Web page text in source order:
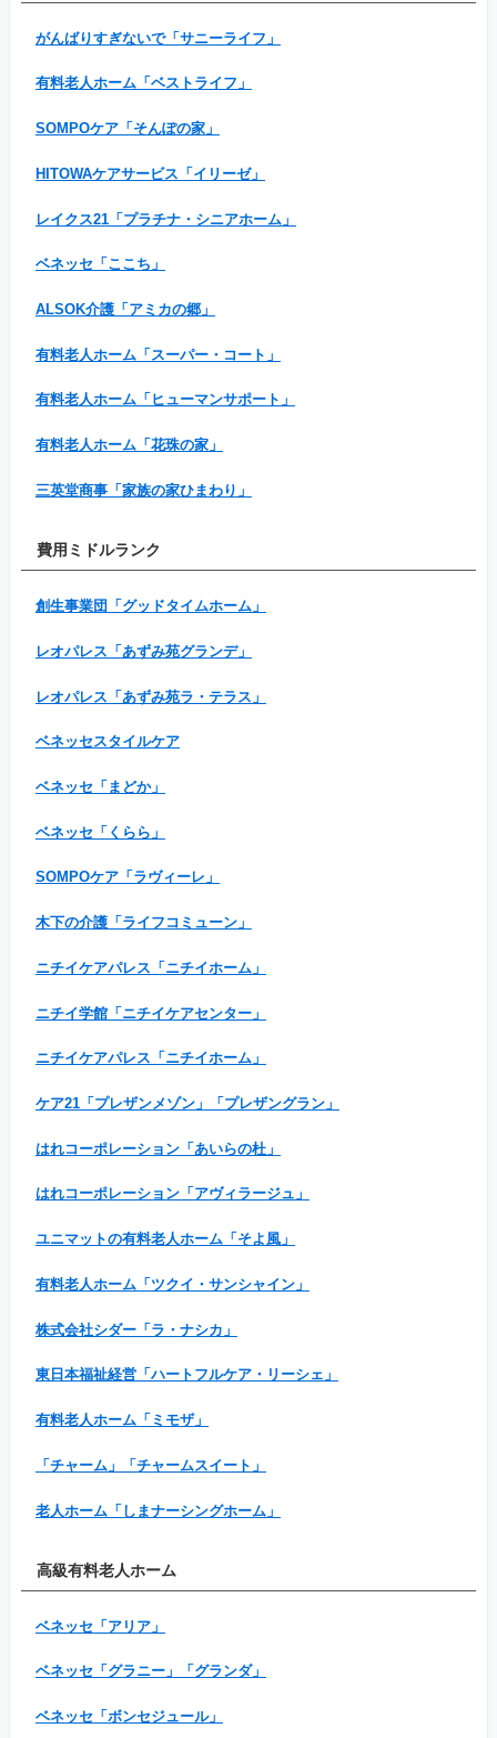
がんばりすぎないで「サニーライフ」
有料老人ホーム「ベストライフ」
SOMPOケア「そんぽの家」
HITOWAケアサービス「イリーゼ」
レイクス21「プラチナ・シニアホーム」
ベネッセ「ここち」
ALSOK介護「アミカの郷」
有料老人ホーム「スーパー・コート」
有料老人ホーム「ヒューマンサポート」
有料老人ホーム「花珠の家」
三英堂商事「家族の家ひまわり」
費用ミドルランク
創生事業団「グッドタイムホーム」
レオパレス「あずみ苑グランデ」
レオパレス「あずみ苑ラ・テラス」
ベネッセスタイルケア
ベネッセ「まどか」
ベネッセ「くらら」
SOMPOケア「ラヴィーレ」
木下の介護「ライフコミューン」
ニチイケアパレス「ニチイホーム」
ニチイ学館「ニチイケアセンター」
ニチイケアパレス「ニチイホーム」
ケア21「プレザンメゾン」「プレザングラン」
はれコーポレーション「あいらの杜」
はれコーポレーション「アヴィラージュ」
ユニマットの有料老人ホーム「そよ風」
有料老人ホーム「ツクイ・サンシャイン」
株式会社シダー「ラ・ナシカ」
東日本福祉経営「ハートフルケア・リーシェ」
有料老人ホーム「ミモザ」
「チャーム」「チャームスイート」
老人ホーム「しまナーシングホーム」
高級有料老人ホーム
ベネッセ「アリア」
ベネッセ「グラニー」「グランダ」
ベネッセ「ボンセジュール」